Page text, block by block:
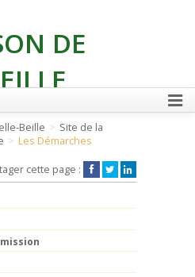
DE
Beille
Site de la
Les Démarches
cette page :